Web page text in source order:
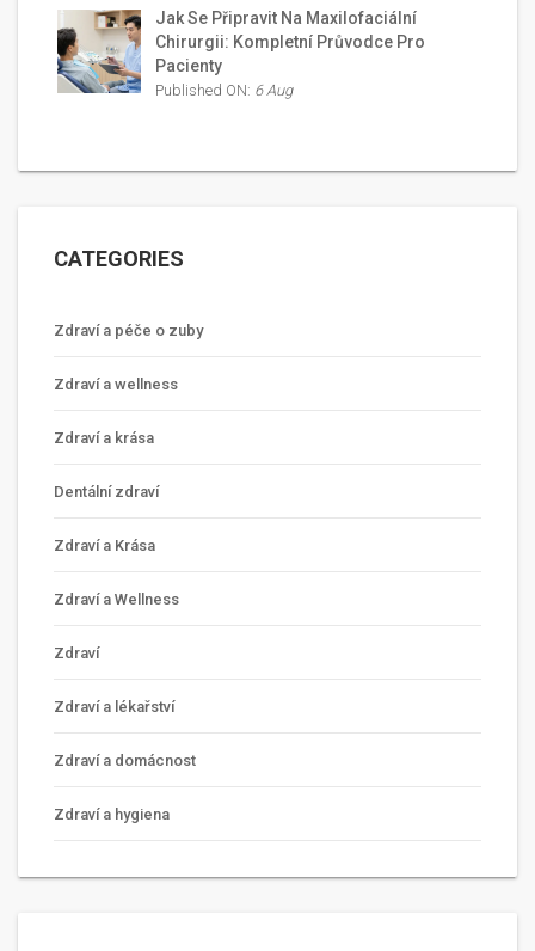
Jak Se Připravit Na Maxilofaciální
Chirurgii: Kompletní Průvodce Pro
Pacienty
Published ON: 6 Aug
CATEGORIES
Zdraví a péče o zuby
Zdraví a wellness
Zdraví a krása
Dentální zdraví
Zdraví a Krása
Zdraví a Wellness
Zdraví
Zdraví a lékařství
Zdraví a domácnost
Zdraví a hygiena